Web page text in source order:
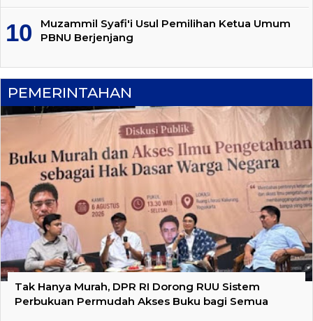
Muzammil Syafi'i Usul Pemilihan Ketua Umum
PBNU Berjenjang
PEMERINTAHAN
Tak Hanya Murah, DPR RI Dorong RUU Sistem
Perbukuan Permudah Akses Buku bagi Semua